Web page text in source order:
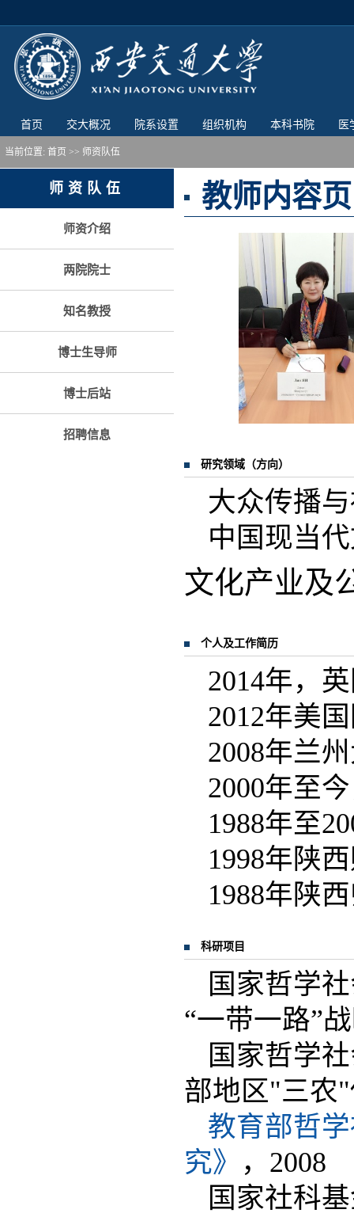
首页 交大概况 院系设置 组织机构 本科书院 医
当前位置: 首页 >> 师资队伍
师资队伍
师资介绍
两院院士
知名教授
博士生导师
博士后站
招聘信息
教师内容页
研究领域（方向）
大众传播
中国现当
文化产业及
个人及工作简历
2014年，
2012年美
2008年兰
2000年至
1988年至
1998年陕
1988年陕
科研项目
国家哲学
“一带一路”
国家哲学
部地区"三农
教育部哲
究》
，2008
国家社科